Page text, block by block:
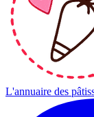
L'annuaire des